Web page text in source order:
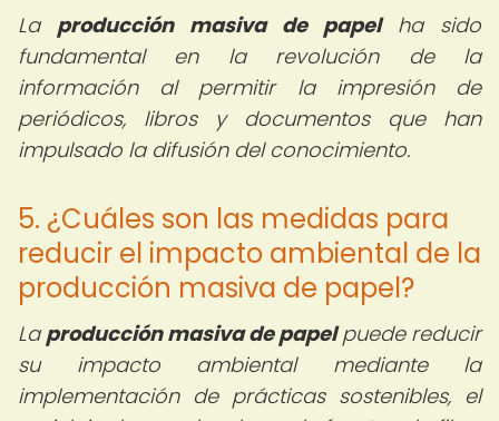
La producción masiva de papelha sido
fundamental en la revolución de la
información al permitir la impresión de
periódicos, libros y documentos que han
impulsado la difusión del conocimiento.
5. ¿Cuáles son las medidas para
reducir el impacto ambiental de la
producción masiva de papel?
La producción masiva de papelpuede reducir
su impacto ambiental mediante la
implementación de prácticas sostenibles, el